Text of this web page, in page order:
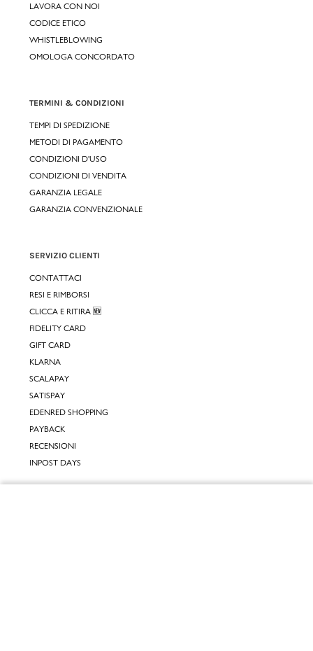
LAVORA CON NOI
CODICE ETICO
WHISTLEBLOWING
OMOLOGA CONCORDATO
TERMINI & CONDIZIONI
TEMPI DI SPEDIZIONE
METODI DI PAGAMENTO
CONDIZIONI D'USO
CONDIZIONI DI VENDITA
GARANZIA LEGALE
GARANZIA CONVENZIONALE
SERVIZIO CLIENTI
CONTATTACI
RESI E RIMBORSI
CLICCA E RITIRA 🆕
FIDELITY CARD
GIFT CARD
KLARNA
SCALAPAY
SATISPAY
EDENRED SHOPPING
PAYBACK
RECENSIONI
INPOST DAYS